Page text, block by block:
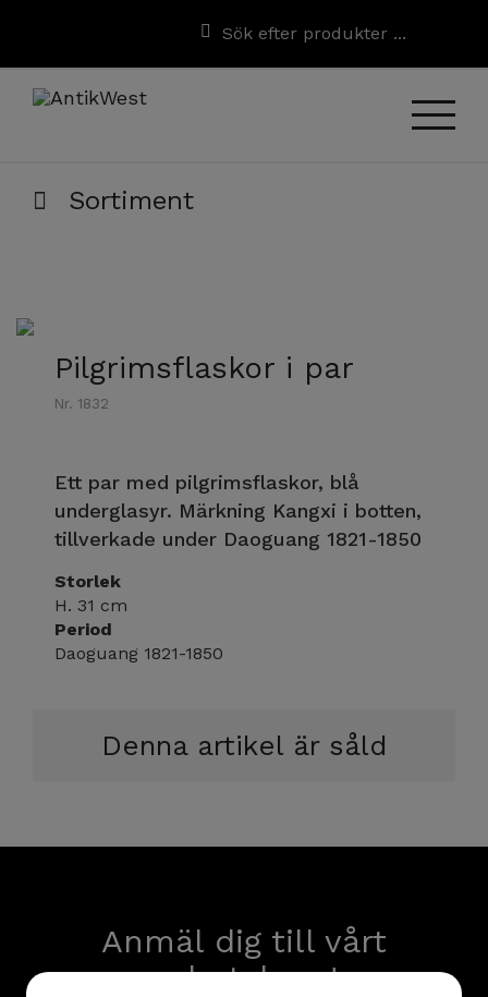
Sortiment
Pilgrimsflaskor i par
Nr. 1832
Ett par med pilgrimsflaskor, blå
underglasyr. Märkning Kangxi i botten,
tillverkade under Daoguang 1821-1850
Storlek
H. 31 cm
Period
Daoguang 1821-1850
Denna artikel är såld
Anmäl dig till vårt
nyhetsbrev!